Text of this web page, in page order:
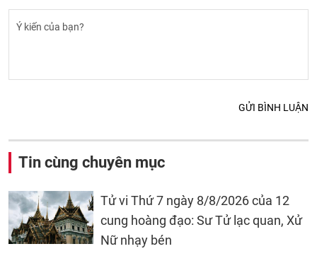
GỬI BÌNH LUẬN
Tin cùng chuyên mục
Tử vi Thứ 7 ngày 8/8/2026 của 12
cung hoàng đạo: Sư Tử lạc quan, Xử
Nữ nhạy bén